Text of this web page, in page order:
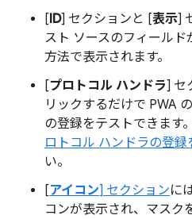
[ID] セクションと [表示]
スト ソースのフィール
方法で表示されます。
[プロトコル ハンドラ] セ
リックするだけで PWA
の登録をテストできます
ロトコル ハンドラの登録
い。
[アイコン] セクションに
コンが表示され、マスク